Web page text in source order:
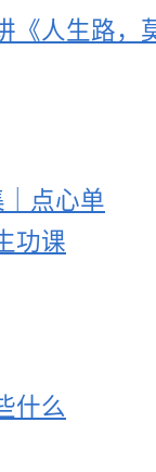
《人生路，
点心单
功课
什么